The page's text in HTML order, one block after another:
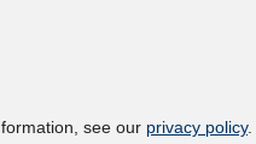
see our privacy policy.